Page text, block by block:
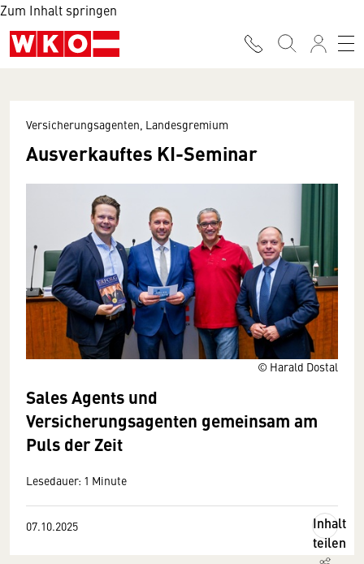
Zum Inhalt springen
© Harald Dostal
Versicherungsagenten, Landesgremium
Ausverkauftes KI-Seminar
Sales Agents und
Versicherungsagenten gemeinsam am
Puls der Zeit
Lesedauer: 1 Minute
07.10.2025
Inhalt
teilen